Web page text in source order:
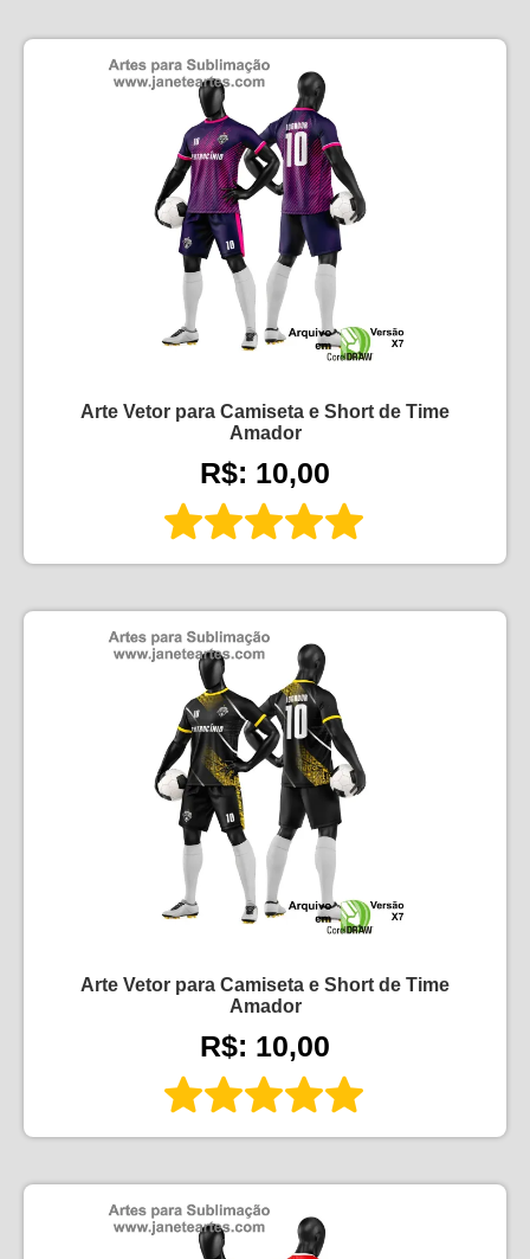
Arte Vetor para Camiseta e Short de Time
Amador
R$: 10,00
Arte Vetor para Camiseta e Short de Time
Amador
R$: 10,00